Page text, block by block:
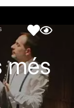
més